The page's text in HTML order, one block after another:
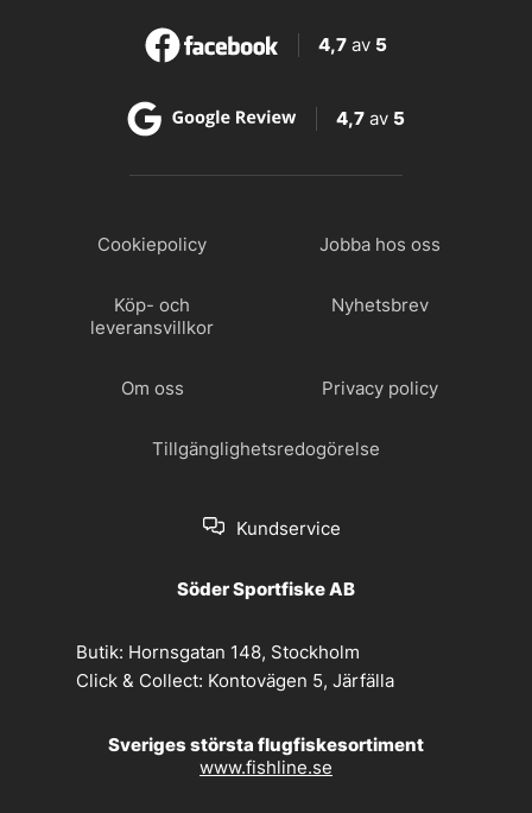
4,7 av 5
4,7 av 5
Cookiepolicy Jobba hos oss
Köp- och
leveransvillkor
Nyhetsbrev
Om oss Privacy policy
Tillgänglighetsredogörelse
Kundservice
Söder Sportfiske AB
Butik: Hornsgatan 148, Stockholm
Click & Collect: Kontovägen 5, Järfälla
Sveriges största flugfiskesortiment
www.fishline.se